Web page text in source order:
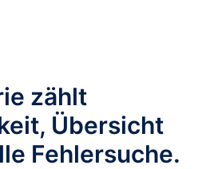
zählt
Übersicht
Fehlersuche.